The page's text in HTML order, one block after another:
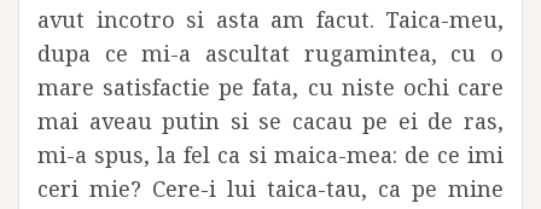
avut incotro si asta am facut. Taica-meu,
dupa ce mi-a ascultat rugamintea, cu o
mare satisfactie pe fata, cu niste ochi care
mai aveau putin si se cacau pe ei de ras,
mi-a spus, la fel ca si maica-mea: de ce imi
ceri mie? Cere-i lui taica-tau, ca pe mine